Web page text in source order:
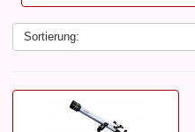
Sortierung: